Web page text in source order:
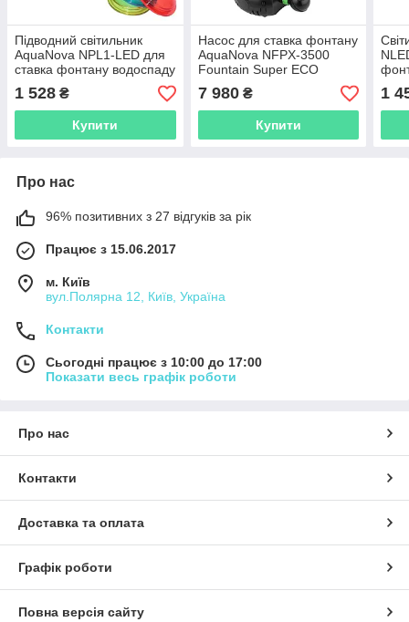
Підводний світильник
AquaNova NPL1-LED для
ставка фонтану водоспаду
(к-ті датчик день/ніч)
1 528 ₴
Купити
Насос для ставка фонтану
AquaNova NFPX-3500
Fountain Super ECO
7 980₴
Купити
1
Про нас
96% позитивних з 27 відгуків за рік
Працює з 15.06.2017
м. Київ
вул.Полярна 12, Київ, Україна
Контакти
Сьогодні працює з 10:00 до 17:00
Показати весь графік роботи
Про нас
Контакти
Доставка та оплата
Графік роботи
Повна версія сайту